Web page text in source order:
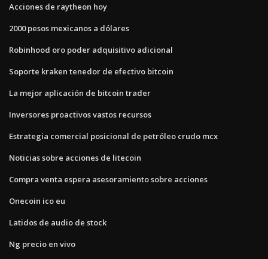
Acciones de raytheon hoy
2000 pesos mexicanos a dólares
Robinhood oro poder adquisitivo adicional
Soporte kraken tenedor de efectivo bitcoin
La mejor aplicación de bitcoin trader
Inversores proactivos vastos recursos
Estrategia comercial posicional de petróleo crudo mcx
Noticias sobre acciones de litecoin
Compra venta espera asesoramiento sobre acciones
Onecoin ico eu
Latidos de audio de stock
Ng precio en vivo